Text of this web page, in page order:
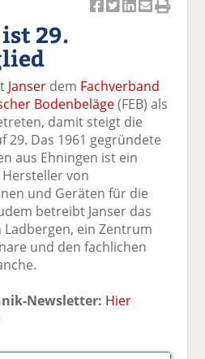
el
a
uf
F
ac
e
o
o
k
te
n
t
wi
tt
er
n
el
a
uf
Li
n
k
di
n
te
il
p
er
E
m
l
v
er
se
n
el
D
ru
e
ist 29.
Janser dem Fachverband
Bodenbeläge(FEB) als
damit steigt die
29. Das 1961 gegründete
aus Ehningen ist ein
von
und Geräten für die
betreibt Janser das
Ladbergen, ein Zentrum
und den fachlichen
Newsletter: Hier